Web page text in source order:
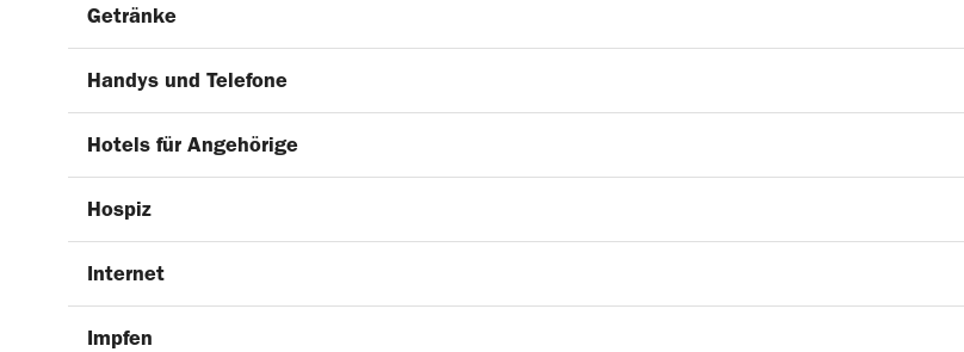
Getränke
Handys und Telefone
Hotels für Angehörige
Hospiz
Internet
Impfen